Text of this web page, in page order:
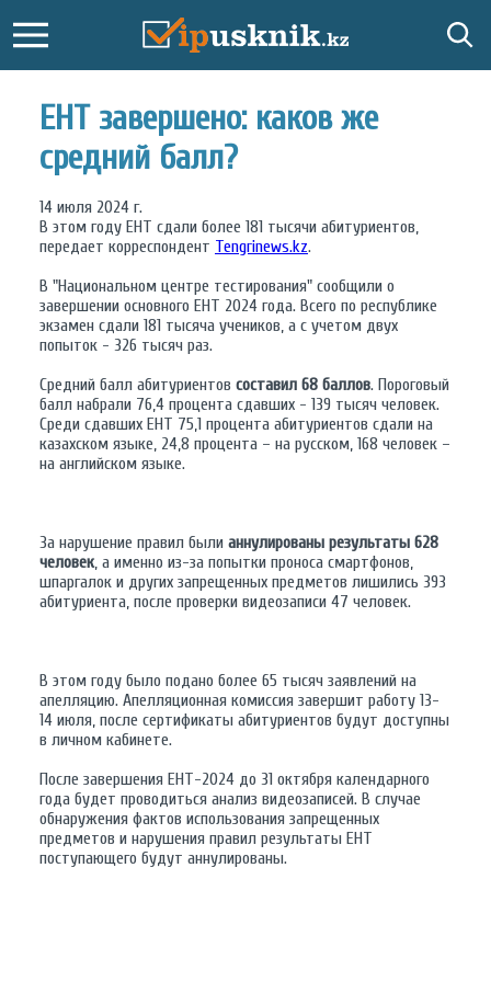
ЕНТ завершено: каков же
средний балл?
14 июля 2024 г.
В этом году ЕНТ сдали более 181 тысячи абитуриентов,
передает корреспондент Tengrinews.kz.
В "Национальном центре тестирования" сообщили о
завершении основного ЕНТ 2024 года. Всего по республике
экзамен сдали 181 тысяча учеников, а с учетом двух
попыток - 326 тысяч раз.
Средний балл абитуриентов составил 68 баллов. Пороговый
балл набрали 76,4 процента сдавших - 139 тысяч человек.
Среди сдавших ЕНТ 75,1 процента абитуриентов сдали на
казахском языке, 24,8 процента – на русском, 168 человек –
на английском языке.
За нарушение правил были аннулированы результаты 628
человек, а именно из-за попытки проноса смартфонов,
шпаргалок и других запрещенных предметов лишились 393
абитуриента, после проверки видеозаписи 47 человек.
В этом году было подано более 65 тысяч заявлений на
апелляцию. Апелляционная комиссия завершит работу 13-
14 июля, после сертификаты абитуриентов будут доступны
в личном кабинете.
После завершения ЕНТ-2024 до 31 октября календарного
года будет проводиться анализ видеозаписей. В случае
обнаружения фактов использования запрещенных
предметов и нарушения правил результаты ЕНТ
поступающего будут аннулированы.